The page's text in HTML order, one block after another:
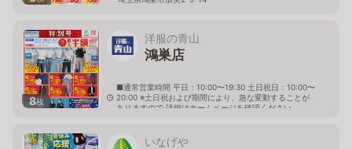
8枚
洋服の青山
鴻巣店
■通常営業時間 平日：10:00〜19:30 土日祝日：10:00〜
20:00 ※土日祝および期間により、急な変動することが
ありますので 詳細はホームページを確認ください
いなげや